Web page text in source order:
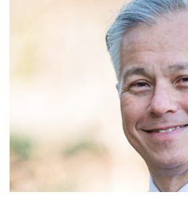
Eric N. Roose
国際企業税務